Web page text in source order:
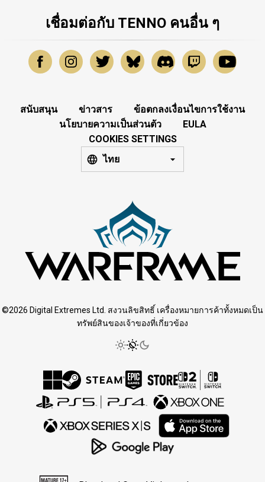
เชื่อมต่อกับ TENNO คนอื่น ๆ
สนับสนุน ข่าวสาร
ข้อตกลงเงื่อนไขการใช้งาน
นโยบายความเป็นส่วนตัว
EULA
COOKIES SETTINGS
ไทย
©2026 Digital Extremes Ltd. สงวนลิขสิทธิ์ เครื่องหมายการค้าทั้งหมดเป็น
ทรัพย์สินของเจ้าของที่เกี่ยวข้อง